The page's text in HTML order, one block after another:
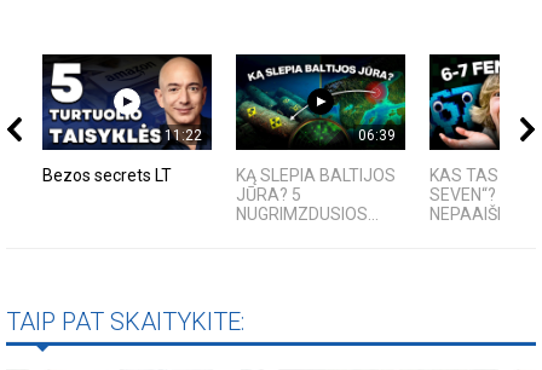
11:22
Bezos secrets LT
06:39
KĄ SLEPIA BALTIJOS
JŪRA? 5
NUGRIMZDUSIOS...
KAS TAS „SIX-
SEVEN“?
TAIP PAT SKAITYKITE: